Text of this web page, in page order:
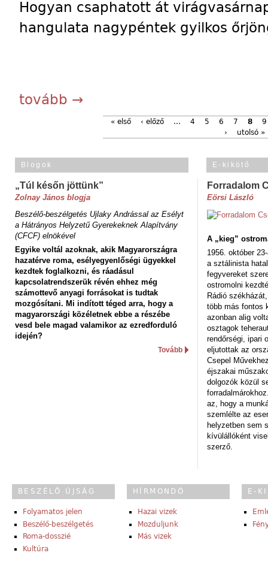
Hogyan csaphatott át
hangulata nagypéntek gyilkos
tovább →
« első ‹ előző … 4 5 6 7 8
9
›
utolsó »
Blogok
„Túl későn jöttünk”
Zolnay János blogja
Beszélő-beszélgetés Ujlaky Andrással az Esélyt
a Hátrányos Helyzetű Gyerekeknek Alapítvány
(CFCF) elnökével
Egyike voltál azoknak, akik Magyarországra
hazatérve roma, esélyegyenlőségi ügyekkel
kezdtek foglalkozni, és ráadásul
kapcsolatrendszerük révén ehhez még
számottevő anyagi forrásokat is tudtak
mozgósítani. Mi indított téged arra, hogy a
magyarországi közéletnek ebbe a részébe
vesd bele magad valamikor az ezredforduló
idején?
Tovább
E-kikötő
Forradalom
Eörsi László
A „kieg”
1956. október
a sztálinista
fegyvereket
ostromolni
Rádió
több más fontos
azonban alig
osztagok
rendőrségi, ipari
eljutottak az
Csepel
éjszakai
dolgozók közül
az, hogy a
szemlélte az
helyzetben sem
kívülállóként
szerző.
BESZÉLŐ ÚJSÁG
Folyamatos jelen
Beszélő-beszélgetés
Roma-dosszié
Kultúra
HÍRMONDÓ
Hazai vizek
Mozduljunk
Más vizek
E-